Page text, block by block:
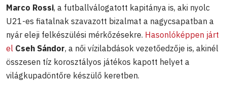
Marco Rossi, a futballválogatott kapitánya is, aki nyolc
U21-es fiatalnak szavazott bizalmat a nagycsapatban a
nyár eleji felkészülési mérkőzésekre. Hasonlóképpen járt
el Cseh Sándor, a női vízilabdások vezetőedzője is, akinél
összesen tíz korosztályos játékos kapott helyet a
világkupadöntőre készülő keretben.